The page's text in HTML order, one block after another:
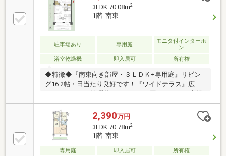
3LDK 70.08m2
1階 南東
駐車場あり 専用庭
モニタ付インターホ
ン
浴室乾燥機
即入居可 所有権
◆特徴◆『南東向き部屋・３ＬＤＫ+専用庭』リビン
グ16.2帖・日当たり良好です！『ワイドテラス』広々
備仕様◆『2026年8月リフォーム完了予定』■水回り：
キッチン、浴室、トイレ、洗面、配管■内装：クロス
全室・床材、建具交換、ハウスクリーニング他◆リフ
ォーム相談可◆ご要望があれば物件引渡し後、ご入居
前にリフォーム可能です！ご相談ください！◆大容量
収納◆全居室収納付き、シューズクローゼットもある
2,390万円
3LDK 70.78m2
1階 南東
専用庭 即入居可
所有権